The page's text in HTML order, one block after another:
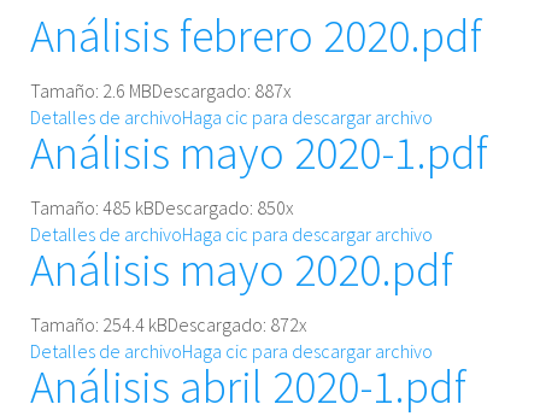
Análisis febrero 2020.pdf
Tamaño: 2.6 MBDescargado: 887x
Detalles de archivoHaga cic para descargar archivo
Análisis mayo 2020-1.pdf
Tamaño: 485 kBDescargado: 850x
Detalles de archivoHaga cic para descargar archivo
Análisis mayo 2020.pdf
Tamaño: 254.4 kBDescargado: 872x
Detalles de archivoHaga cic para descargar archivo
Análisis abril 2020-1.pdf